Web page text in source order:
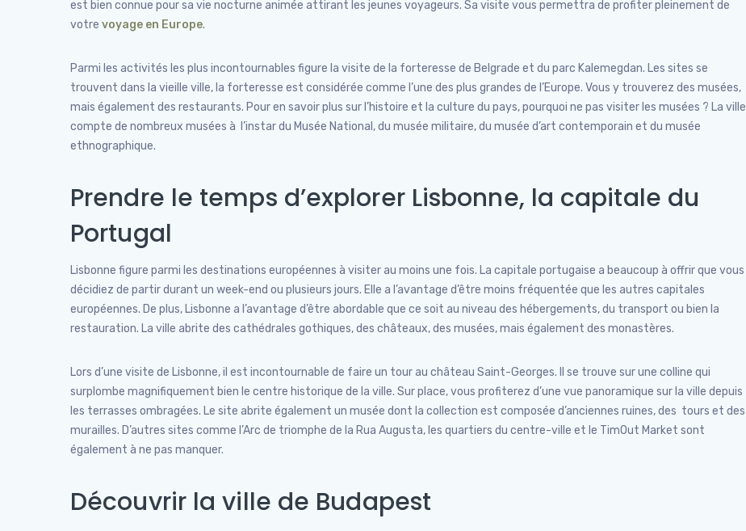
est bien connue pour sa vie nocturne animée attirant les jeunes voyageurs. Sa visite vous permettra de profiter pleinement de
votre voyage en Europe.
Parmi les activités les plus incontournables figure la visite de la forteresse de Belgrade et du parc Kalemegdan. Les sites se
trouvent dans la vieille ville, la forteresse est considérée comme l’une des plus grandes de l’Europe. Vous y trouverez des musées,
mais également des restaurants. Pour en savoir plus sur l’histoire et la culture du pays, pourquoi ne pas visiter les musées ? La ville
compte de nombreux musées à l’instar du Musée National, du musée militaire, du musée d’art contemporain et du musée
ethnographique.
Prendre le temps d’explorer Lisbonne, la capitale du
Portugal
Lisbonne figure parmi les destinations européennes à visiter au moins une fois. La capitale portugaise a beaucoup à offrir que vous
décidiez de partir durant un week-end ou plusieurs jours. Elle a l’avantage d’être moins fréquentée que les autres capitales
européennes. De plus, Lisbonne a l’avantage d’être abordable que ce soit au niveau des hébergements, du transport ou bien la
restauration. La ville abrite des cathédrales gothiques, des châteaux, des musées, mais également des monastères.
Lors d’une visite de Lisbonne, il est incontournable de faire un tour au château Saint-Georges. Il se trouve sur une colline qui
surplombe magnifiquement bien le centre historique de la ville. Sur place, vous profiterez d’une vue panoramique sur la ville depuis
les terrasses ombragées. Le site abrite également un musée dont la collection est composée d’anciennes ruines, des tours et des
murailles. D’autres sites comme l’Arc de triomphe de la Rua Augusta, les quartiers du centre-ville et le TimOut Market sont
également à ne pas manquer.
Découvrir la ville de Budapest